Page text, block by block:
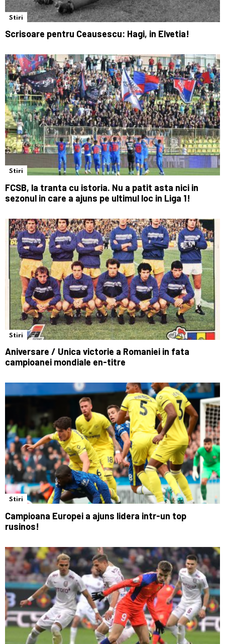
Stiri
Scrisoare pentru Ceausescu: Hagi, in Elvetia!
Stiri
FCSB, la tranta cu istoria. Nu a patit asta nici in
sezonul in care a ajuns pe ultimul loc in Liga 1!
Stiri
Aniversare / Unica victorie a Romaniei in fata
campioanei mondiale en-titre
Stiri
Campioana Europei a ajuns lidera intr-un top
rusinos!